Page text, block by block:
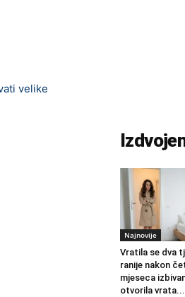
velike
Najnovije
Vratila se dva
ranije nakon
mjeseca
otvorila vrata...